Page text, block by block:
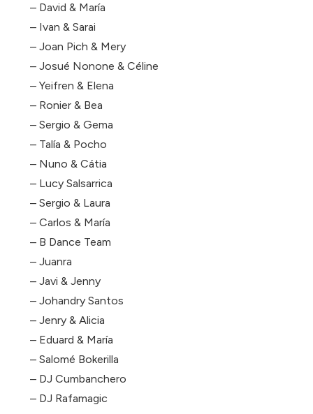
– David & María
– Ivan & Sarai
– Joan Pich & Mery
– Josué Nonone & Céline
– Yeifren & Elena
– Ronier & Bea
– Sergio & Gema
– Talía & Pocho
– Nuno & Cátia
– Lucy Salsarrica
– Sergio & Laura
– Carlos & María
– B Dance Team
– Juanra
– Javi & Jenny
– Johandry Santos
– Jenry & Alicia
– Eduard & María
– Salomé Bokerilla
– DJ Cumbanchero
– DJ Rafamagic